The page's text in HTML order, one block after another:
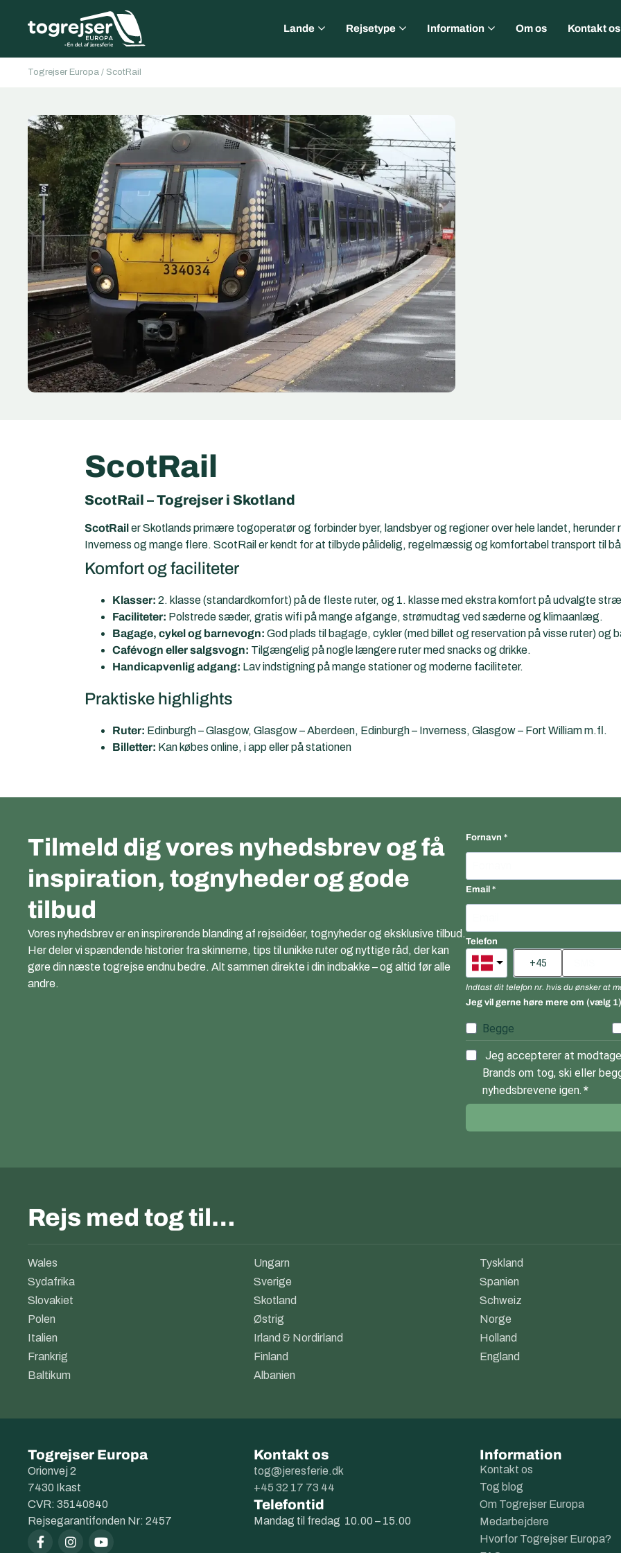
Lande Rejsetype Information Om os Kontakt os
Togrejser Europa / ScotRail
ScotRail
ScotRail – Togrejser i Skotland
ScotRailer Skotlands primære togoperatør og forbinder byer, landsbyer og regioner over hele landet, herunder
Inverness og mange flere. ScotRail er kendt for at tilbyde pålidelig, regelmæssig og komfortabel transport til
Komfort og faciliteter
Klasser: 2. klasse (standardkomfort) på de fleste ruter, og 1. klasse med ekstra komfort på udvalgte
Faciliteter: Polstrede sæder, gratis wifi på mange afgange, strømudtag ved sæderne og klimaanlæg.
Bagage, cykel og barnevogn: God plads til bagage, cykler (med billet og reservation på visse ruter) og
Cafévogn eller salgsvogn: Tilgængelig på nogle længere ruter med snacks og drikke.
Handicapvenlig adgang: Lav indstigning på mange stationer og moderne faciliteter.
Praktiske highlights
Ruter: Edinburgh – Glasgow, Glasgow – Aberdeen, Edinburgh – Inverness, Glasgow – Fort William m.fl.
Billetter: Kan købes online, i app eller på stationen
Tilmeld dig vores nyhedsbrev og få
inspiration, tognyheder og gode
tilbud
Vores nyhedsbrev er en inspirerende blanding af rejseidéer, tognyheder og eksklusive tilbud.
Her deler vi spændende historier fra skinnerne, tips til unikke ruter og nyttige råd, der kan
gøre din næste togrejse endnu bedre. Alt sammen direkte i din indbakke – og altid før alle
andre.
Fornavn
Email
Telefon
Indtast dit telefon nr. hvis du ønsker at
Jeg vil gerne høre mere om (vælg 1)
Begge
Jeg accepterer at
Brands om tog, ski eller
nyhedsbrevene igen.
Rejs med tog til…
Wales Ungarn Tyskland
Sydafrika
Sverige Spanien
Slovakiet
Skotland Schweiz
Polen
Østrig Norge
Italien
Irland & Nordirland Holland
Frankrig
Finland England
Baltikum
Albanien
Togrejser Europa
Orionvej 2
7430 Ikast
CVR: 35140840
Rejsegarantifonden Nr: 2457
Kontakt os
tog@jeresferie.dk
+45 32 17 73 44
Telefontid
Mandag til fredag 10.00 – 15.00
Information
Kontakt os
Tog blog
Om Togrejser Europa
Medarbejdere
Hvorfor Togrejser Europa?